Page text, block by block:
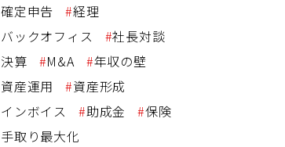
確定申告
経理
バックオフィス
社長対談
決算
M&A
年収の壁
資産運用
資産形成
インボイス
助成金
保険
手取り最大化